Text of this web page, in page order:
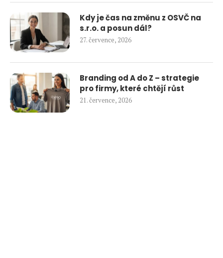
Kdy je čas na změnu z OSVČ na
s.r.o. a posun dál?
27. července, 2026
Branding od A do Z – strategie
pro firmy, které chtějí růst
21. července, 2026